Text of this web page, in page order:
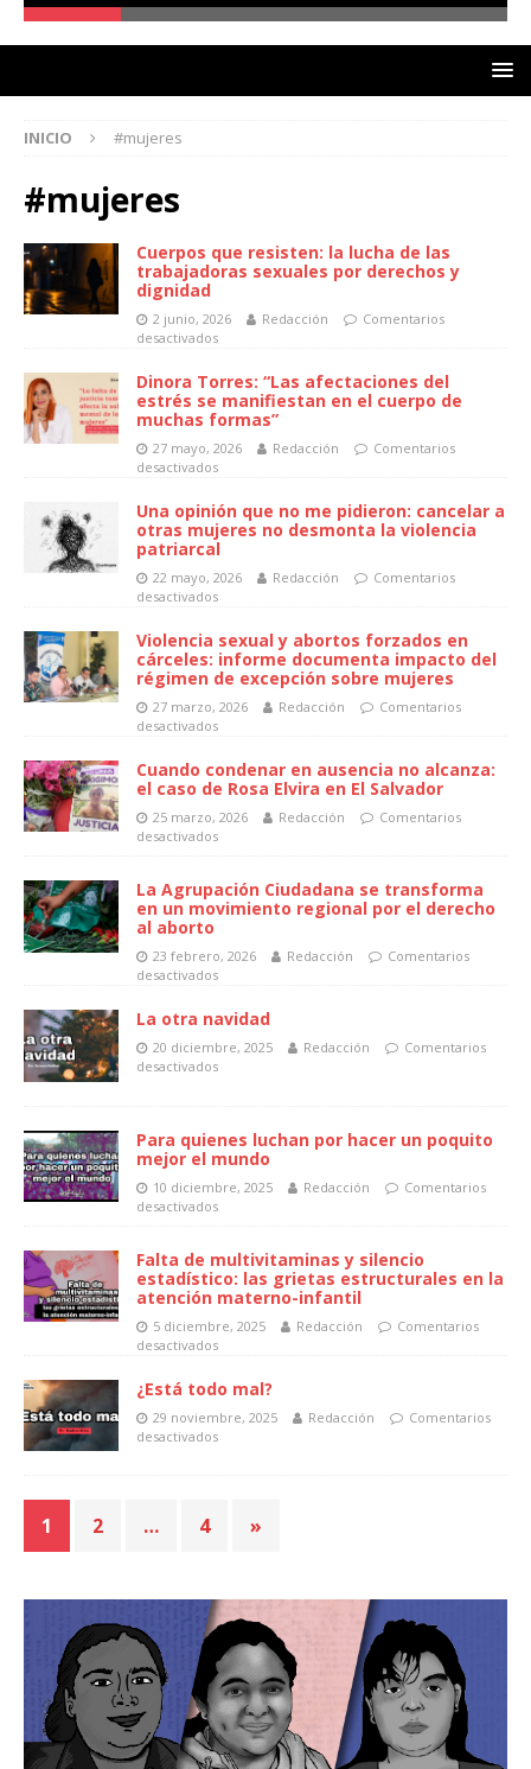
INICIO #mujeres
#mujeres
Cuerpos que resisten: la lucha de las
trabajadoras sexuales por derechos y
dignidad
2 junio, 2026 Redacción
Comentarios
desactivados
Dinora Torres: “Las afectaciones del
estrés se manifiestan en el cuerpo de
muchas formas”
27 mayo, 2026 Redacción
Comentarios
desactivados
Una opinión que no me pidieron: cancelar a
otras mujeres no desmonta la violencia
patriarcal
22 mayo, 2026 Redacción
Comentarios
desactivados
Violencia sexual y abortos forzados en
cárceles: informe documenta impacto del
régimen de excepción sobre mujeres
27 marzo, 2026 Redacción
Comentarios
desactivados
Cuando condenar en ausencia no alcanza:
el caso de Rosa Elvira en El Salvador
25 marzo, 2026 Redacción
Comentarios
desactivados
La Agrupación Ciudadana se transforma
en un movimiento regional por el derecho
al aborto
23 febrero, 2026 Redacción
Comentarios
desactivados
La otra navidad
20 diciembre, 2025 Redacción
Comentarios
desactivados
Para quienes luchan por hacer un poquito
mejor el mundo
10 diciembre, 2025 Redacción
Comentarios
desactivados
Falta de multivitaminas y silencio
estadístico: las grietas estructurales en la
atención materno-infantil
5 diciembre, 2025 Redacción
Comentarios
desactivados
¿Está todo mal?
29 noviembre, 2025 Redacción
Comentarios
desactivados
1 2 … 4 »